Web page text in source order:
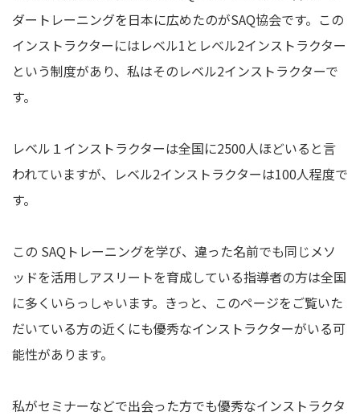
ダートレーニングを日本に広めたのがSAQ協会です。この
インストラクターにはレベル1とレベル2インストラクター
という制度があり、私はそのレベル2インストラクターで
す。
レベル１インストラクターは全国に2500人ほどいると言
われていますが、レベル2インストラクターは100人程度で
す。
この SAQトレーニングを学び、違った名前でも同じメソ
ッドを活用しアスリートを育成している指導者の方は全国
に多くいらっしゃいます。きっと、このページをご覧いた
だいている方の近くにも優秀なインストラクターがいる可
能性があります。
私がセミナーなどで出会った方でも優秀なインストラクタ